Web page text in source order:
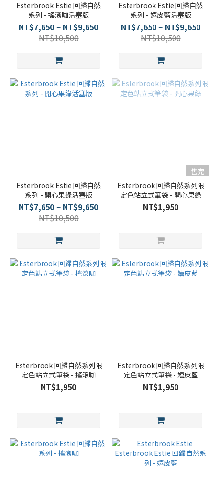
Esterbrook Estie 回歸自然
系列 - 搖滾咖活塞版
NT$7,650 ~ NT$9,650
NT$10,500
Esterbrook Estie 回歸自然
系列 - 嬉皮藍活塞版
NT$7,650 ~ NT$9,650
NT$10,500
Esterbrook Estie 回歸自然
系列 - 開心果綠活塞版
NT$7,650 ~ NT$9,650
NT$10,500
售完
Esterbrook 回歸自然系列限
定色站立式筆袋 - 開心果綠
NT$1,950
Esterbrook 回歸自然系列限
定色站立式筆袋 - 搖滾咖
NT$1,950
Esterbrook 回歸自然系列限
定色站立式筆袋 - 嬉皮藍
NT$1,950